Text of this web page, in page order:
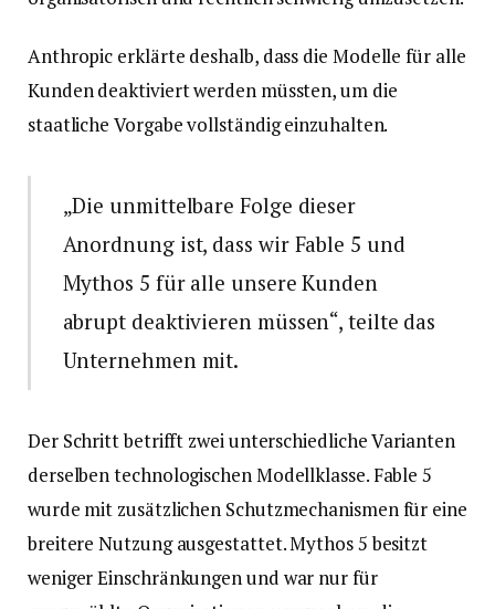
Anthropic erklärte deshalb, dass die Modelle für alle
Kunden deaktiviert werden müssten, um die
staatliche Vorgabe vollständig einzuhalten.
„Die unmittelbare Folge dieser
Anordnung ist, dass wir Fable 5 und
Mythos 5 für alle unsere Kunden
abrupt deaktivieren müssen“, teilte das
Unternehmen mit.
Der Schritt betrifft zwei unterschiedliche Varianten
derselben technologischen Modellklasse. Fable 5
wurde mit zusätzlichen Schutzmechanismen für eine
breitere Nutzung ausgestattet. Mythos 5 besitzt
weniger Einschränkungen und war nur für